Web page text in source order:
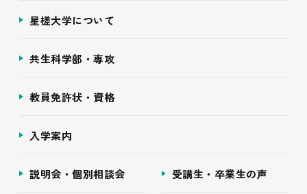
星槎大学について
共生科学部・専攻
教員免許状・資格
入学案内
説明会・個別相談会 受講生・卒業生の声